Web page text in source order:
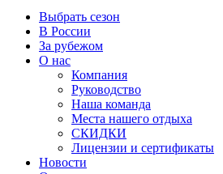
Выбрать сезон
В России
За рубежом
О нас
Компания
Руководство
Наша команда
Места нашего отдыха
СКИДКИ
Лицензии и сертификаты
Новости